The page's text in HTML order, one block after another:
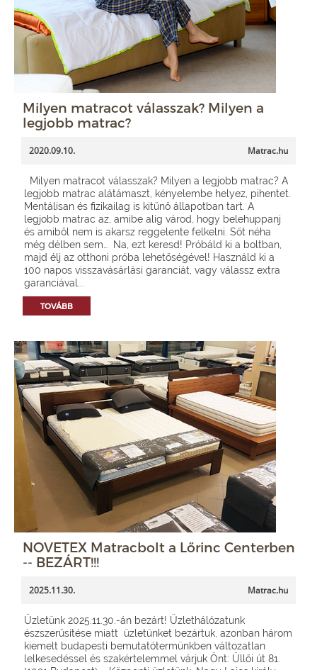
Milyen matracot válasszak? Milyen a
legjobb matrac?
2020.09.10. Matrac.hu
Milyen matracot válasszak? Milyen a legjobb matrac? A
legjobb matrac alátámaszt, kényelembe helyez, pihentet.
Mentálisan és fizikailag is kitűnő állapotban tart. A
legjobb matrac az, amibe alig várod, hogy belehuppanj
és amiből nem is akarsz reggelente felkelni. Sőt néha
még délben sem… Na, ezt keresd! Próbáld ki a boltban,
majd élj az otthoni próba lehetőségével! Használd ki a
100 napos visszavásárlási garanciát, vagy válassz extra
garanciával...
TOVÁBB
NOVETEX Matracbolt a Lőrinc Centerben
-- BEZÁRT!!!
2025.11.30. Matrac.hu
Üzletünk 2025.11.30.-án bezárt! Üzlethálózatunk
észszerűsítése miatt üzletünket bezártuk, azonban három
kiemelt budapesti bemutatótermünkben változatlan
lelkesedéssel és szakértelemmel várjuk Önt: Üllői út 81.